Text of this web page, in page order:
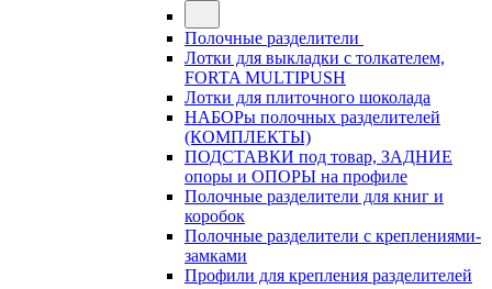
Полочные разделители
Лотки для выкладки с толкателем,
FORTA MULTIPUSH
Лотки для плиточного шоколада
НАБОРы полочных разделителей
(КОМПЛЕКТЫ)
ПОДСТАВКИ под товар, ЗАДНИЕ
опоры и ОПОРЫ на профиле
Полочные разделители для книг и
коробок
Полочные разделители с креплениями-
замками
Профили для крепления разделителей